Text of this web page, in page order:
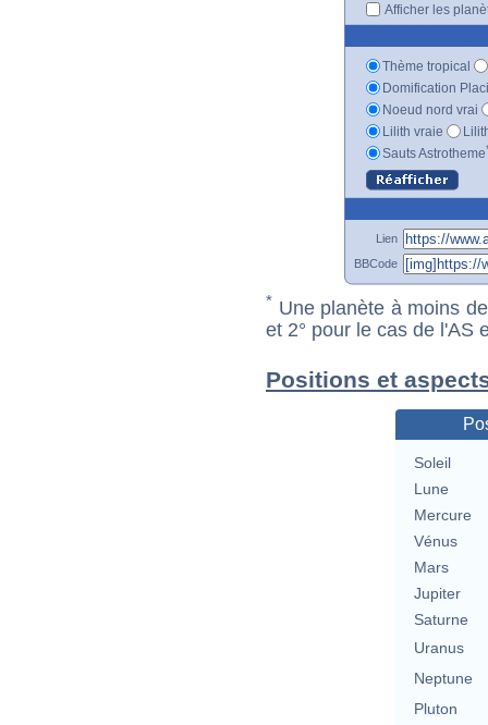
Afficher les
Thème tropical
Domification
Noeud nord vrai
Lilith vraie
Sauts Astrotheme
Lien
BBCode
* Une planète à moins
et 2° pour le cas de l'AS
Positions et
Soleil
Lune
Mercure
Vénus
Mars
Jupiter
Saturne
Uranus
Neptune
Pluton